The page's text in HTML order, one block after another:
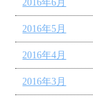
2016年6月
2016年5月
2016年4月
2016年3月